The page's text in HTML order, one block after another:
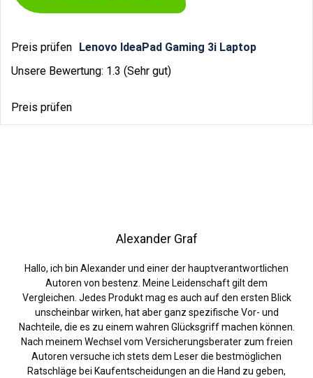
Preis prüfen Lenovo IdeaPad Gaming 3i Laptop
Unsere Bewertung: 1.3 (Sehr gut)
Preis prüfen
Alexander Graf
Hallo, ich bin Alexander und einer der hauptverantwortlichen
Autoren von bestenz. Meine Leidenschaft gilt dem
Vergleichen. Jedes Produkt mag es auch auf den ersten Blick
unscheinbar wirken, hat aber ganz spezifische Vor- und
Nachteile, die es zu einem wahren Glücksgriff machen können.
Nach meinem Wechsel vom Versicherungsberater zum freien
Autoren versuche ich stets dem Leser die bestmöglichen
Ratschläge bei Kaufentscheidungen an die Hand zu geben,